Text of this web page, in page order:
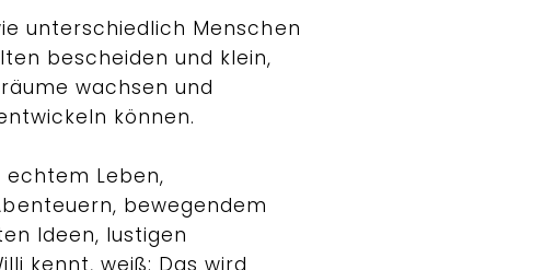
unterschiedlich Menschen
bescheiden und klein,
wachsen und
können.
echtem Leben,
bewegendem
Ideen, lustigen